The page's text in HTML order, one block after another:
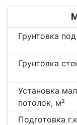
Грунтовка
Грунтовка
Установка
потолок, м²
Подготовка